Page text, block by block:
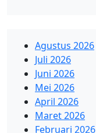
Agustus 2026
Juli 2026
Juni 2026
Mei 2026
April 2026
Maret 2026
Februari 2026